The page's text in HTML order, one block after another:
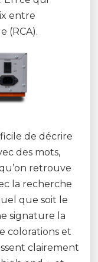
entre
(RCA).
de décrire
des mots,
retrouve
la recherche
que soit le
signature la
colorations et
clairement